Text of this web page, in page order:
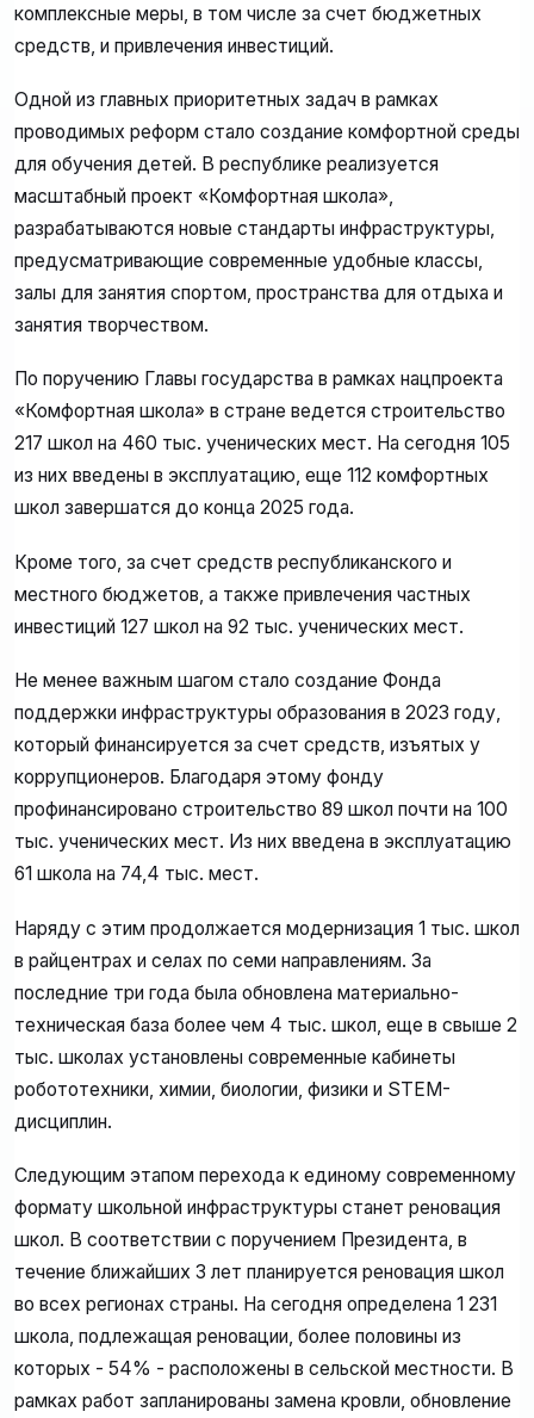
комплексные меры, в том числе за счет бюджетных
средств, и привлечения инвестиций.
Одной из главных приоритетных задач в рамках
проводимых реформ стало создание комфортной среды
для обучения детей. В республике реализуется
масштабный проект «Комфортная школа»,
разрабатываются новые стандарты инфраструктуры,
предусматривающие современные удобные классы,
залы для занятия спортом, пространства для отдыха и
занятия творчеством.
По поручению Главы государства в рамках нацпроекта
«Комфортная школа» в стране ведется строительство
217 школ на 460 тыс. ученических мест. На сегодня 105
из них введены в эксплуатацию, еще 112 комфортных
школ завершатся до конца 2025 года.
Кроме того, за счет средств республиканского и
местного бюджетов, а также привлечения частных
инвестиций 127 школ на 92 тыс. ученических мест.
Не менее важным шагом стало создание Фонда
поддержки инфраструктуры образования в 2023 году,
который финансируется за счет средств, изъятых у
коррупционеров. Благодаря этому фонду
профинансировано строительство 89 школ почти на 100
тыс. ученических мест. Из них введена в эксплуатацию
61 школа на 74,4 тыс. мест.
Наряду с этим продолжается модернизация 1 тыс. школ
в райцентрах и селах по семи направлениям. За
последние три года была обновлена материально-
техническая база более чем 4 тыс. школ, еще в свыше 2
тыс. школах установлены современные кабинеты
робототехники, химии, биологии, физики и STEM-
дисциплин.
Следующим этапом перехода к единому современному
формату школьной инфраструктуры станет реновация
школ. В соответствии с поручением Президента, в
течение ближайших 3 лет планируется реновация школ
во всех регионах страны. На сегодня определена 1 231
школа, подлежащая реновации, более половины из
которых - 54% - расположены в сельской местности. В
рамках работ запланированы замена кровли, обновление